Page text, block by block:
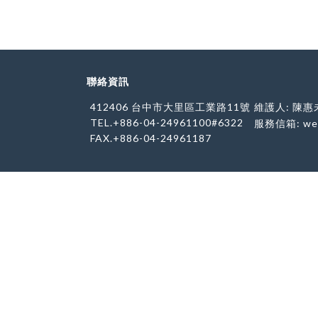
聯絡資訊
412406 台中市大里區工業路11號
TEL.+886-04-24961100#6322
FAX.+886-04-24961187
維護人: 陳惠
服務信箱: